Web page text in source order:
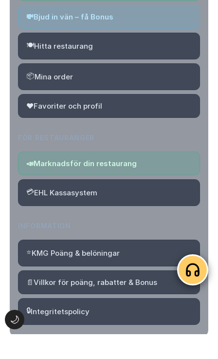
🌙
💸Bjud in vän – få Bonus
🍽️Hitta restaurang
📦Mina order
❤️Favoriter och profil
📣Marknadsför din restaurang
💳EHL Kassasystem
⭐KMG Poäng & belöningar
📄Villkor för poäng, rabatter & Bonus
🔒Integritetspolicy